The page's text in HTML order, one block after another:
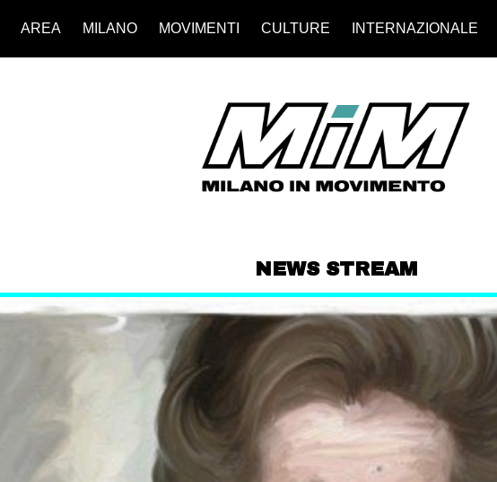
AREA MILANO MOVIMENTI CULTURE INTERNAZIONALE
NEWS STREAM